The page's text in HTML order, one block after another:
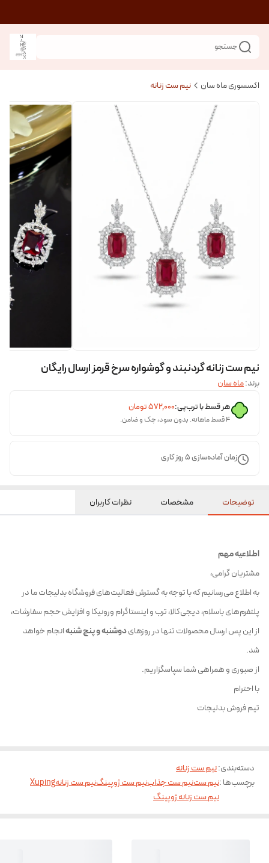
جستجو
اکسسوری ماه سان نیم ست زنانه
نیم ست زنانه گردنبند و گوشواره سرخ قرمز ارسال رایگان
برند:ماه سان
هر قسط با ترب‌پی:۵۷۲٬۰۰۰تومان
۴ قسط ماهانه. بدون سود، چک و ضامن.
زمان آماده‌سازی5روز کاری
توضیحات مشخصات نظرات کاربران
اطلاعیه مهم
مشتریان گرامی،
به اطلاع می‌رسانیم که با توجه به گسترش فعالیت‌های فروشگاه بدلیجات ما در
پلتفرم‌های باسلام، دیجی‌کالا، ترب و اینستاگرام ورونیکا و افزایش حجم سفارشات،
از این پس ارسال محصولات تنها در روزهایدوشنبه و پنج شنبهانجام خواهد
شد.
از صبوری و همراهی شما سپاسگزاریم.
با احترام
تیم فروش بدلیجات
دسته‌بندی:نیم ست زنانه
برچسب‌ها :نیم ستنیم ست جذابنیم ست ژوپینگنیم ست زنانهXuping
نیم ست زنانه ژوپینگ